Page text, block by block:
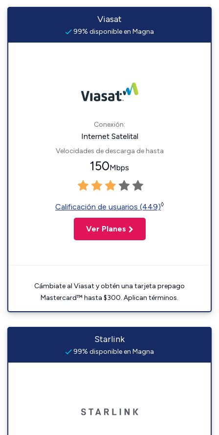
Viasat
99% disponible en Magna
Conexión:
Internet Satelital
Velocidades de descarga de hasta
150Mbps
Calificación de usuarios (449)◊
Ver Planes
Cámbiate al Viasat y obtén una tarjeta prepago
Mastercard™ hasta $300. Aplican términos.
Starlink
99% disponible en Magna